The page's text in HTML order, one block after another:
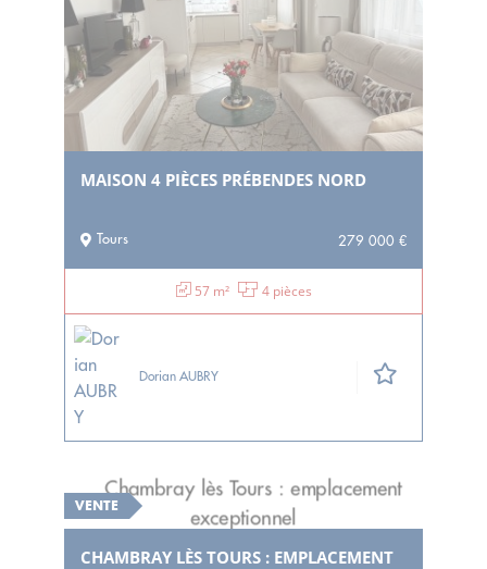
MAISON 4 PIÈCES PRÉBENDES NORD
Tours 279 000 €
57 m² 4 pièces
Dorian AUBRY
VENTE
CHAMBRAY LÈS TOURS : EMPLACEMENT